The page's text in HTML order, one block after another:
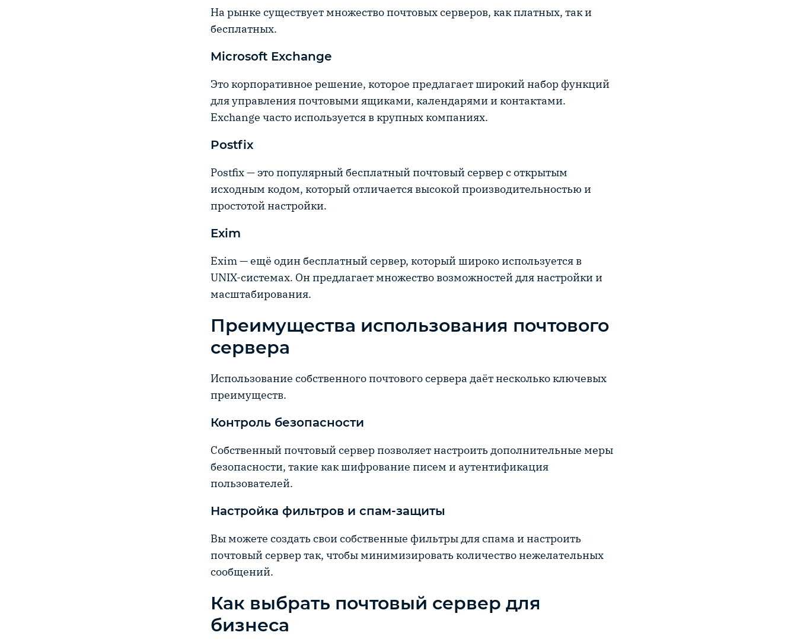
На рынке существует множество почтовых серверов, как платных, так и
бесплатных.
Microsoft Exchange
Это корпоративное решение, которое предлагает широкий набор функций
для управления почтовыми ящиками, календарями и контактами.
Exchange часто используется в крупных компаниях.
Postfix
Postfix — это популярный бесплатный почтовый сервер с открытым
исходным кодом, который отличается высокой производительностью и
простотой настройки.
Exim
Exim — ещё один бесплатный сервер, который широко используется в
UNIX-системах. Он предлагает множество возможностей для настройки и
масштабирования.
Преимущества использования почтового
сервера
Использование собственного почтового сервера даёт несколько ключевых
преимуществ.
Контроль безопасности
Собственный почтовый сервер позволяет настроить дополнительные меры
безопасности, такие как шифрование писем и аутентификация
пользователей.
Настройка фильтров и спам-защиты
Вы можете создать свои собственные фильтры для спама и настроить
почтовый сервер так, чтобы минимизировать количество нежелательных
сообщений.
Как выбрать почтовый сервер для
бизнеса